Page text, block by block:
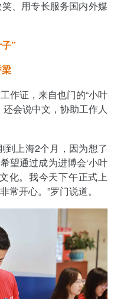
、用专长服务国内外媒
”
作证，来自也门的“小叶
会说中文，协助工作人
到上海2个月，因为想了
望通过成为进博会‘小叶
化。我今天下午正式上
开心。”罗门说道。